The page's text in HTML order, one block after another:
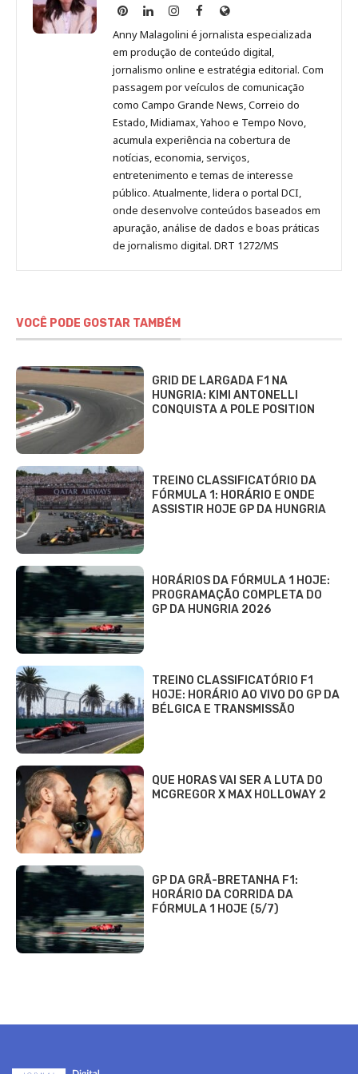
Anny
Malagolini
no
Pinterest
Anny
Malagolini
no
LinkedIn
Anny
Malagolini
no
Instagram
Anny
Malagolini
no
Facebook
Site
de
Anny
Malagolini
Anny Malagolini é jornalista especializada
em produção de conteúdo digital,
jornalismo online e estratégia editorial. Com
passagem por veículos de comunicação
como Campo Grande News, Correio do
Estado, Midiamax, Yahoo e Tempo Novo,
acumula experiência na cobertura de
notícias, economia, serviços,
entretenimento e temas de interesse
público. Atualmente, lidera o portal DCI,
onde desenvolve conteúdos baseados em
apuração, análise de dados e boas práticas
de jornalismo digital. DRT 1272/MS
VOCÊ PODE GOSTAR TAMBÉM
GRID DE LARGADA F1 NA
HUNGRIA: KIMI ANTONELLI
CONQUISTA A POLE POSITION
TREINO CLASSIFICATÓRIO DA
FÓRMULA 1: HORÁRIO E ONDE
ASSISTIR HOJE GP DA HUNGRIA
HORÁRIOS DA FÓRMULA 1 HOJE:
PROGRAMAÇÃO COMPLETA DO
GP DA HUNGRIA 2026
TREINO CLASSIFICATÓRIO F1
HOJE: HORÁRIO AO VIVO DO GP DA
BÉLGICA E TRANSMISSÃO
QUE HORAS VAI SER A LUTA DO
MCGREGOR X MAX HOLLOWAY 2
GP DA GRÃ-BRETANHA F1:
HORÁRIO DA CORRIDA DA
FÓRMULA 1 HOJE (5/7)